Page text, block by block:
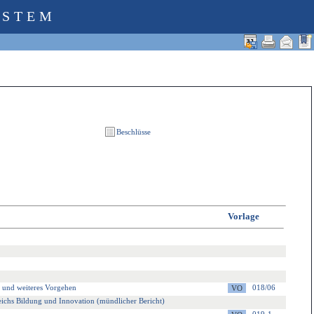
Vorlage
weiteres Vorgehen
018/06
Bildung und Innovation (mündlicher Bericht)